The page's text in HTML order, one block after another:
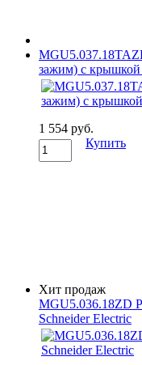
зажим) с крышкой
1 554 руб.
Купить
Хит продаж
MGU5.036.18ZD
Schneider Electric